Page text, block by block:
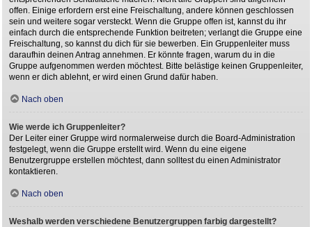
offen. Einige erfordern erst eine Freischaltung, andere können geschlossen
sein und weitere sogar versteckt. Wenn die Gruppe offen ist, kannst du ihr
einfach durch die entsprechende Funktion beitreten; verlangt die Gruppe eine
Freischaltung, so kannst du dich für sie bewerben. Ein Gruppenleiter muss
daraufhin deinen Antrag annehmen. Er könnte fragen, warum du in die
Gruppe aufgenommen werden möchtest. Bitte belästige keinen Gruppenleiter,
wenn er dich ablehnt, er wird einen Grund dafür haben.
Nach oben
Wie werde ich Gruppenleiter?
Der Leiter einer Gruppe wird normalerweise durch die Board-Administration
festgelegt, wenn die Gruppe erstellt wird. Wenn du eine eigene
Benutzergruppe erstellen möchtest, dann solltest du einen Administrator
kontaktieren.
Nach oben
Weshalb werden verschiedene Benutzergruppen farbig dargestellt?